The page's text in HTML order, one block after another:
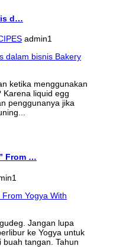
d…
admin1
ketika menggunakan
Karena liquid egg
penggunanya jika
From …
Jangan lupa
ke Yogya untuk
tangan. Tahun